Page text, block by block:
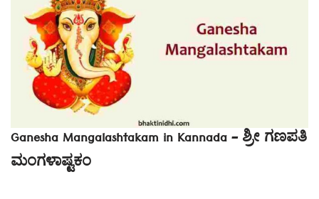
Ganesha Mangalashtakam in Kannada – ಶ್ರೀ ಗಣಪತಿ
ಮಂಗಳಾಷ್ಟಕಂ